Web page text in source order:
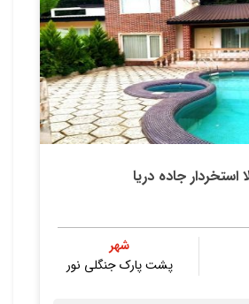
استخردار جاده دریا
شهر
پشت پارک جنگلی نور